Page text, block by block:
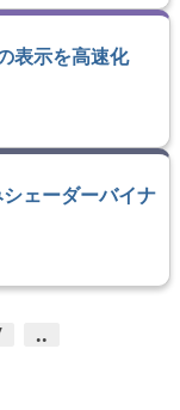
表示を高速化
ェーダーバイナ
..